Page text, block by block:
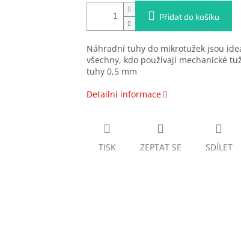
Přidat do košíku
Náhradní tuhy do mikrotužek jsou
všechny, kdo používají mechanické
tuhy 0,5 mm
Detailní informace
TISK ZEPTAT SE SDÍLET